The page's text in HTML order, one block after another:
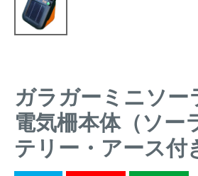
ガラガーミニソー
電気柵本体（ソー
テリー・アース付
イノシシ対策 キ